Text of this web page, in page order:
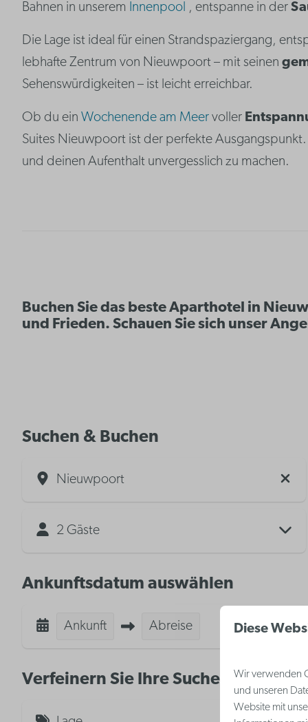
Bahnen in unserem Innenpool , entspanne in der
Die Lage ist ideal für einen Strandspaziergang,
lebhafte Zentrum von Nieuwpoort – mit seinen
Sehenswürdigkeiten – ist leicht erreichbar.
Ob du ein Wochenende am Meervoller
Suites Nieuwpoort ist der perfekte
und deinen Aufenthalt unvergesslich zu machen.
Buchen Sie das beste Aparthotel in
und Frieden. Schauen Sie sich unser
Suchen & Buchen
Nieuwpoort
2 Gäste
Ankunftsdatum auswählen
Ankunft Abreise
Verfeinern Sie Ihre Suche
Diese
Wir verwenden
und unseren
Website mit